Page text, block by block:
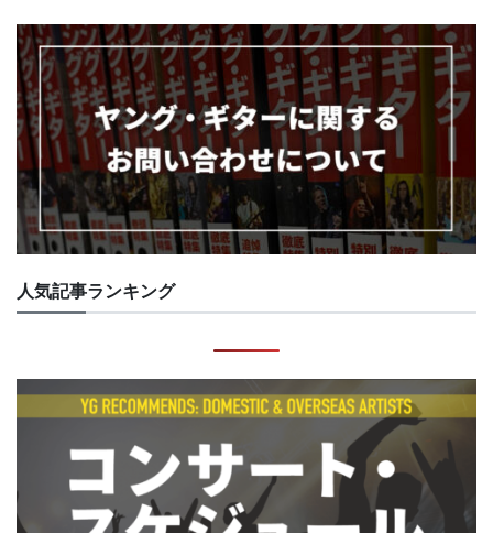
人気記事ランキング